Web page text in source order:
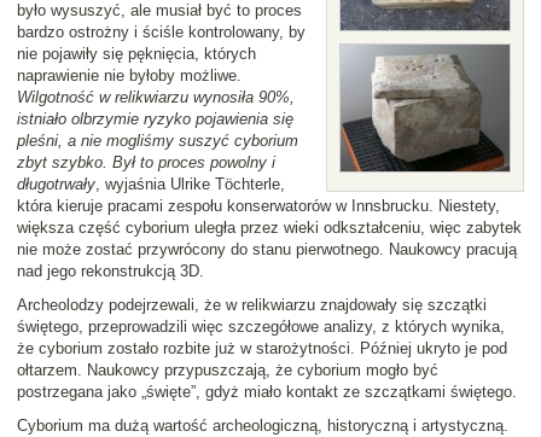
było wysuszyć, ale musiał być to proces
bardzo ostrożny i ściśle kontrolowany, by
nie pojawiły się pęknięcia, których
naprawienie nie byłoby możliwe.
Wilgotność w relikwiarzu wynosiła 90%,
istniało olbrzymie ryzyko pojawienia się
pleśni, a nie mogliśmy suszyć cyborium
zbyt szybko. Był to proces powolny i
długotrwały, wyjaśnia Ulrike Töchterle,
która kieruje pracami zespołu konserwatorów w Innsbrucku. Niestety,
większa część cyborium uległa przez wieki odkształceniu, więc zabytek
nie może zostać przywrócony do stanu pierwotnego. Naukowcy pracują
nad jego rekonstrukcją 3D.
Archeolodzy podejrzewali, że w relikwiarzu znajdowały się szczątki
świętego, przeprowadzili więc szczegółowe analizy, z których wynika,
że cyborium zostało rozbite już w starożytności. Później ukryto je pod
ołtarzem. Naukowcy przypuszczają, że cyborium mogło być
postrzegana jako „święte”, gdyż miało kontakt ze szczątkami świętego.
Cyborium ma dużą wartość archeologiczną, historyczną i artystyczną.